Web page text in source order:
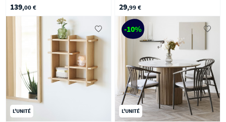
139,00 € 29,99 €
L'UNITÉ
-10%
L'UNITÉ